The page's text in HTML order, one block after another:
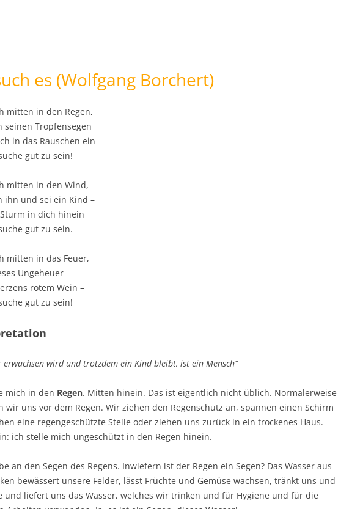
es (Wolfgang Borchert)
mitten in den Regen,
seinen Tropfensegen
in das Rauschen ein
gut zu sein!
mitten in den Wind,
ihn und sei ein Kind –
in dich hinein
gut zu sein.
mitten in das Feuer,
Ungeheuer
rotem Wein –
gut zu sein!
erwachsen wird und trotzdem ein Kind bleibt, ist ein Mensch“
mich in den Regen. Mitten hinein. Das ist eigentlich nicht üblich. Normalerweise
wir uns vor dem Regen. Wir ziehen den Regenschutz an, spannen einen Schirm
eine regengeschützte Stelle oder ziehen uns zurück in ein trockenes Haus.
ich stelle mich ungeschützt in den Regen hinein.
an den Segen des Regens. Inwiefern ist der Regen ein Segen? Das Wasser aus
bewässert unsere Felder, lässt Früchte und Gemüse wachsen, tränkt uns und
und liefert uns das Wasser, welches wir trinken und für Hygiene und für die